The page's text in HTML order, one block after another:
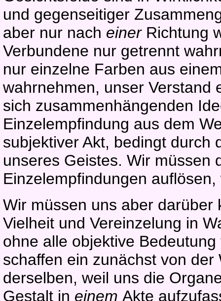
und gegenseitiger
aber nur nach einer Richtung
Verbundene nur getrennt
nur einzelne Farben aus
wahrnehmen, unser Verstand
sich zusammenhängenden
Einzelempfindung aus dem
subjektiver Akt, bedingt durch
unseres Geistes. Wir müssen
Einzelempfindungen
Wir müssen uns aber
Vielheit und Vereinzelung in
ohne alle objektive
schaffen ein zunächst von
derselben, weil uns die
Gestalt in einem Akte